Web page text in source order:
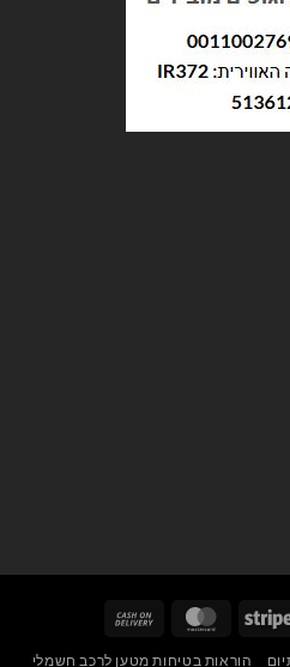
Stripe
MasterCard
הוראות בטיחות מטען לרכב חשמלי